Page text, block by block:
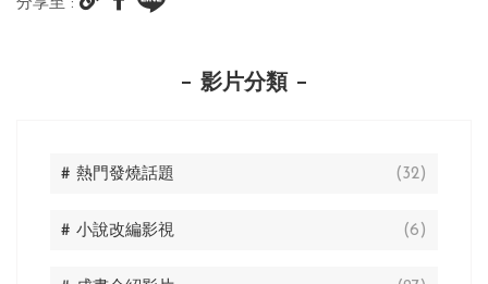
分享至 :
影片分類
# 熱門發燒話題 (32)
# 小說改編影視 (6)